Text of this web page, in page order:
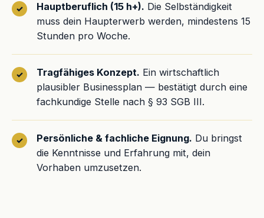
Hauptberuflich (15 h+). Die Selbständigkeit
muss dein Haupterwerb werden, mindestens 15
Stunden pro Woche.
Tragfähiges Konzept. Ein wirtschaftlich
plausibler Businessplan — bestätigt durch eine
fachkundige Stelle nach § 93 SGB III.
Persönliche & fachliche Eignung. Du bringst
die Kenntnisse und Erfahrung mit, dein
Vorhaben umzusetzen.